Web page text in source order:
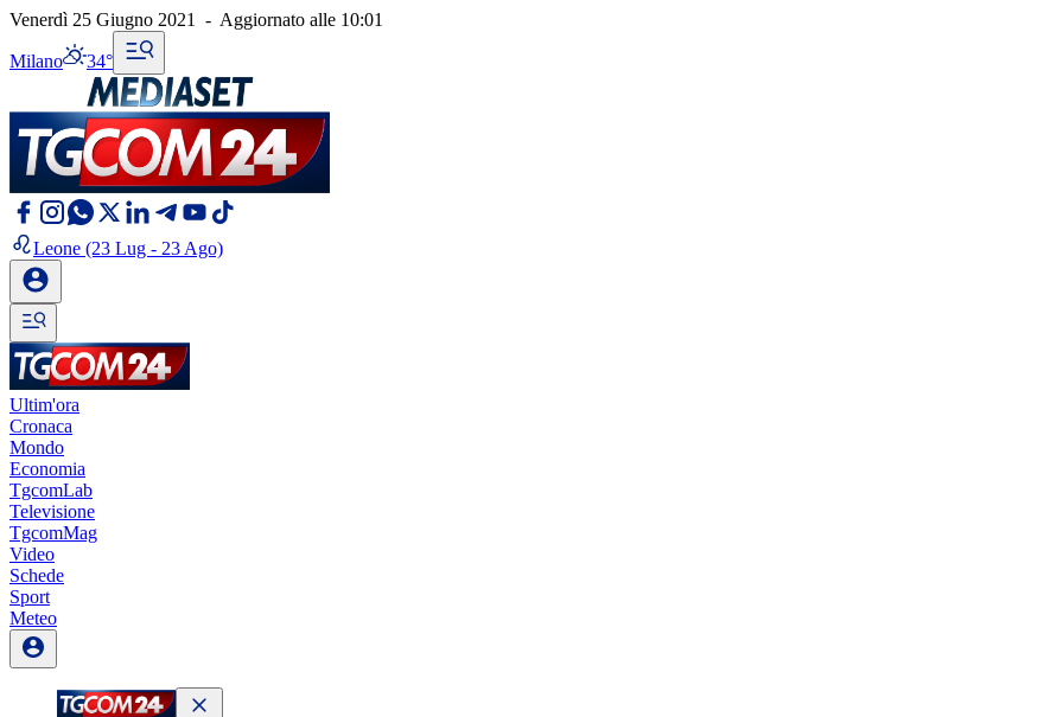
Venerdì 25 Giugno 2021 - Aggiornato alle 10:01
Milano 34°
Leone (23 Lug - 23 Ago)
Ultim'ora
Cronaca
Mondo
Economia
TgcomLab
Televisione
TgcomMag
Video
Schede
Sport
Meteo